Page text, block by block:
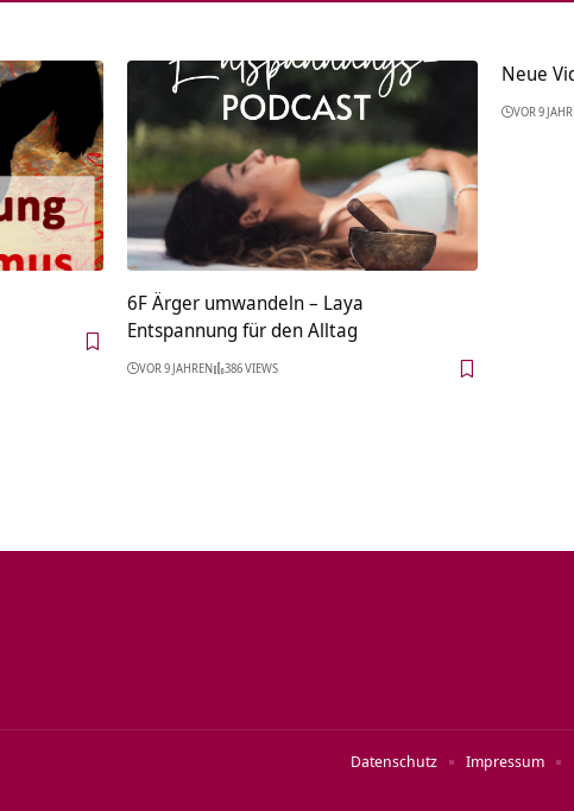
6F Ärger umwandeln – Laya
Entspannung für den Alltag
VOR 9 JAHREN 386 VIEWS
Neue
VOR 9
Datenschutz Impressum